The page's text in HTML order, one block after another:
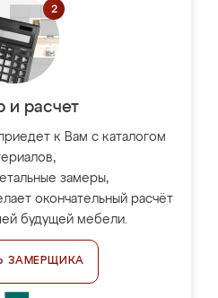
и расчет
к Вам с каталогом
замеры,
окончательный расчёт
будущей мебели.
ЗАМЕРЩИКА